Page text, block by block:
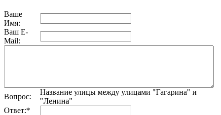
Ваше
Имя:
Ваш E-
Mail:
Вопрос:
Название улицы между улицами "Гагарина" и
"Ленина"
Ответ:*